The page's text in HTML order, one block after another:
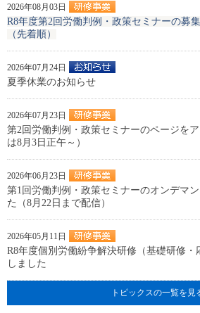
2026年08月03日
R8年度第2回労働判例・政策セミナーの募
（先着順）
2026年07月24日
夏季休業のお知らせ
2026年07月23日
第2回労働判例・政策セミナーのページを
は8月3日正午～）
2026年06月23日
第1回労働判例・政策セミナーのオンデマ
た（8月22日まで配信）
2026年05月11日
R8年度個別労働紛争解決研修（基礎研修
しました
トピックスの一覧を見